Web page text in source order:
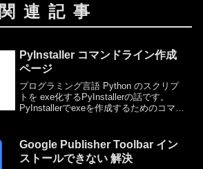
関連記事
PyInstaller コマンドライン作成
ページ
プログラミング言語 Python のスクリプ
トを exe化するPyInstallerの話です。
PyInstallerでexeを作成するためのコマン
リックしてください。一...
Google Publisher Toolbar イン
ストールできない 解決